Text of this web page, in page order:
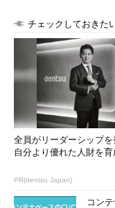
チェックしておきた
全員がリーダーシップを
自分より優れた人財を育
PR(dentsu Japan)
コン